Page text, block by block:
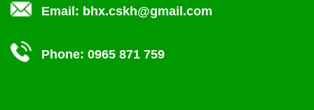
Email: bhx.cskh@gmail.com
Phone: 0965 871 759